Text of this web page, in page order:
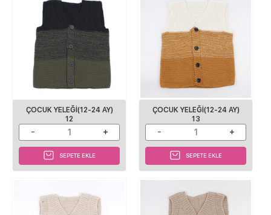
ÇOCUK YELEĞI(12-24 AY)
12
SEPETE EKLE
ÇOCUK YELEĞI(12-24 AY)
13
SEPETE EKLE